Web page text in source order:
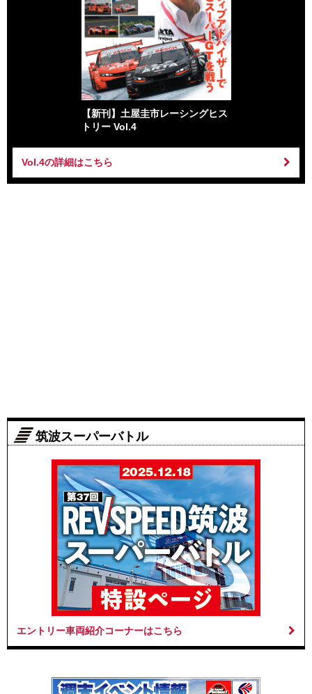
【新刊】土屋圭市レーシングヒス
トリー Vol.4
Vol.4の詳細はこちら
筑波スーパーバトル
エントリー車両紹介コーナーはこちら